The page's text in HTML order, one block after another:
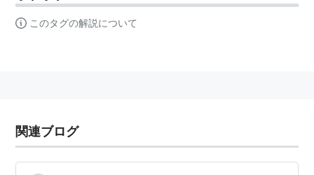
このタグの解説について
関連ブログ